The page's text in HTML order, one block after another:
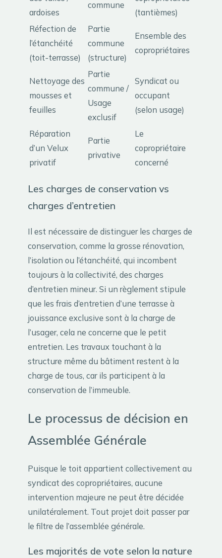
ardoises
commune
(tantièmes)
Réfection de
l’étanchéité
(toit-terrasse)
Partie
commune
(structure)
Ensemble des
copropriétaires
Nettoyage des
mousses et
feuilles
Partie
commune /
Usage
exclusif
Syndicat ou
occupant
(selon usage)
Réparation
d’un Velux
privatif
Partie
privative
Le
copropriétaire
concerné
Les charges de conservation vs
charges d’entretien
Il est nécessaire de distinguer les charges de
conservation, comme la grosse rénovation,
l’isolation ou l’étanchéité, qui incombent
toujours à la collectivité, des charges
d’entretien mineur. Si un règlement stipule
que les frais d’entretien d’une terrasse à
jouissance exclusive sont à la charge de
l’usager, cela ne concerne que le petit
entretien. Les travaux touchant à la
structure même du bâtiment restent à la
charge de tous, car ils participent à la
conservation de l’immeuble.
Le processus de décision en
Assemblée Générale
Puisque le toit appartient collectivement au
syndicat des copropriétaires, aucune
intervention majeure ne peut être décidée
unilatéralement. Tout projet doit passer par
le filtre de l’assemblée générale.
Les majorités de vote selon la nature